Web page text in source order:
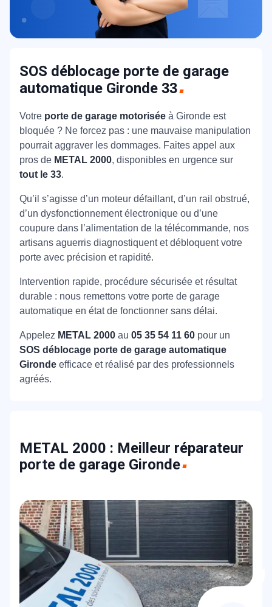
SOS déblocage porte de garage
automatique Gironde 33
Votre porte de garage motorisée à Gironde est
bloquée ? Ne forcez pas : une mauvaise manipulation
pourrait aggraver les dommages. Faites appel aux
pros de METAL 2000, disponibles en urgence sur
tout le 33.
Qu’il s’agisse d’un moteur défaillant, d’un rail obstrué,
d’un dysfonctionnement électronique ou d’une
coupure dans l’alimentation de la télécommande, nos
artisans aguerris diagnostiquent et débloquent votre
porte avec précision et rapidité.
Intervention rapide, procédure sécurisée et résultat
durable : nous remettons votre porte de garage
automatique en état de fonctionner sans délai.
Appelez METAL 2000 au 05 35 54 11 60 pour un
SOS déblocage porte de garage automatique
Gironde efficace et réalisé par des professionnels
agréés.
METAL 2000 : Meilleur réparateur
porte de garage Gironde